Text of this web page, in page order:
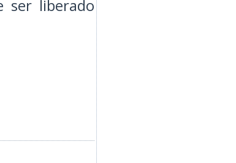
ser liberado